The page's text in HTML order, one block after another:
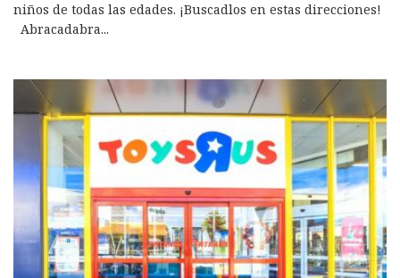
niños de todas las edades. ¡Buscadlos en estas direcciones!
Abracadabra...